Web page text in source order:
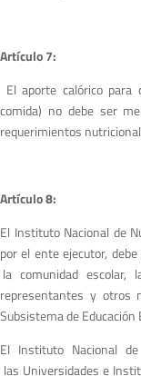
Artículo 7:
El aporte calórico
comida) no debe ser
requerimientos
Artículo 8:
El Instituto Nacional de
por el ente ejecutor,
la comunidad escolar,
representantes y otros
Subsistema de
El Instituto Nacional
las Universidades e